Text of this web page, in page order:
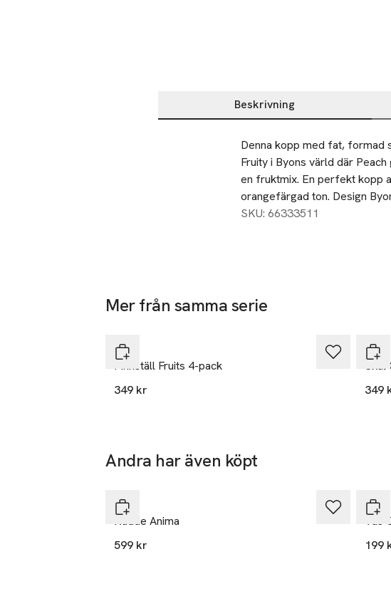
Beskrivning
Beskrivning
Denna kopp med fat, formad
Fruity i Byons värld där
en fruktmix. En perfekt kopp
orangefärgad ton. Design
SKU: 66333511
Mer från samma serie
Byon
Pinnställ Fruits 4-pack
349 kr
Byon
Skål
349
Andra har även köpt
Byon
Kudde Anima
599 kr
Byon
Vas
199